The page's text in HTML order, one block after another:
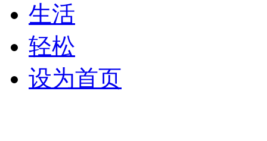
生活
轻松
设为首页